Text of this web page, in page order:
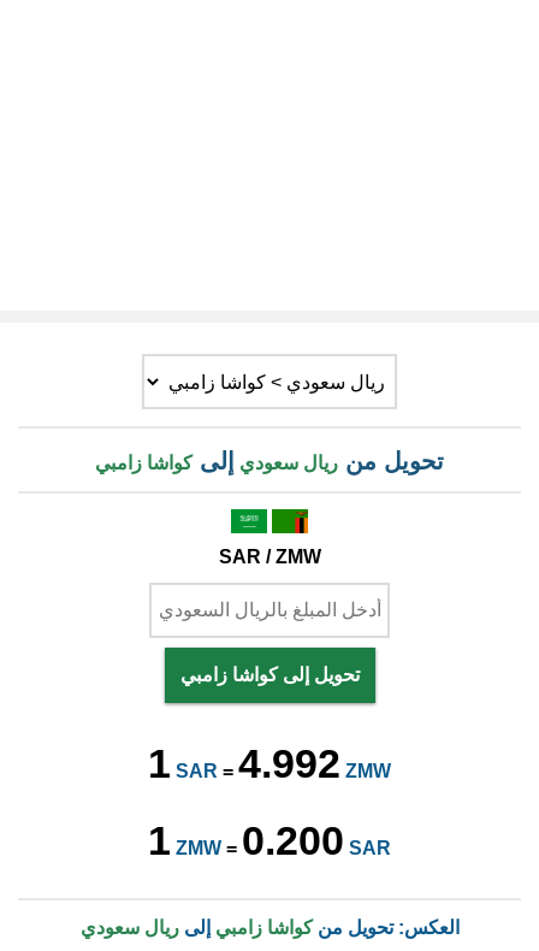
تحويل من ريال سعودي إلىكواشا زامبي
SAR / ZMW
تحويل إلى كواشا زامبي
1 SAR = 4.992 ZMW
1 ZMW = 0.200 SAR
العكس: تحويل منكواشا زامبي إلىريال سعودي